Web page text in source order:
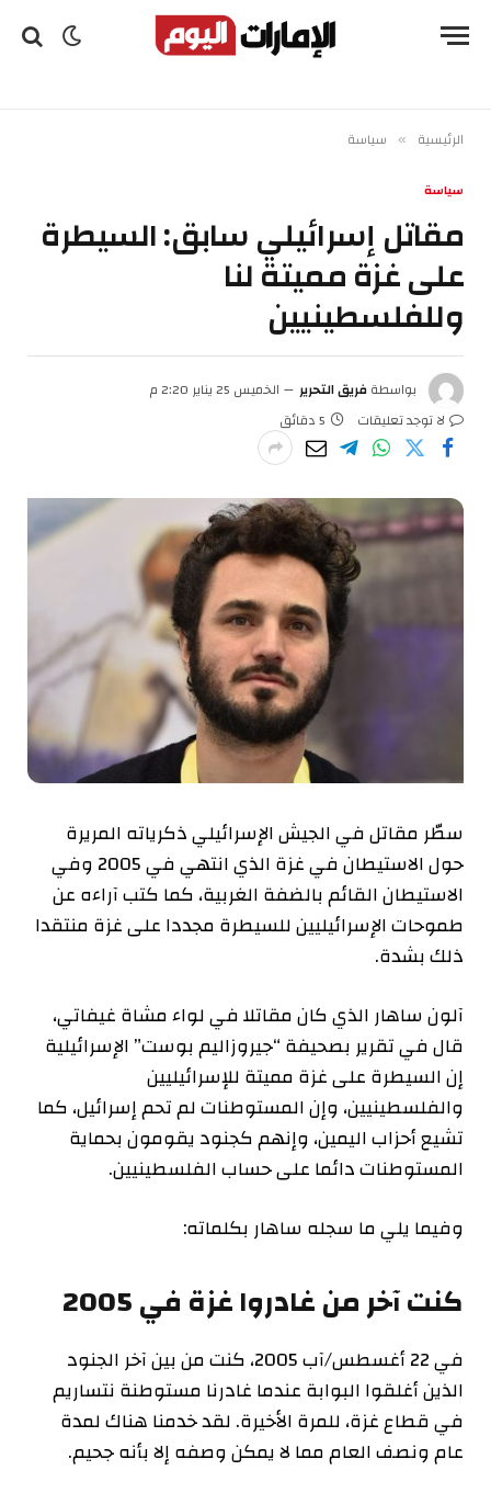
الرئيسية » سياسة
سياسة
مقاتل إسرائيلي سابق: السيطرة
على غزة مميتة لنا
وللفلسطينيين
بواسطةفريق التحرير
الخميس 25 يناير 2:20 م
لا توجد تعليقات
5 دقائق
سطّر مقاتل في الجيش الإسرائيلي ذكرياته المريرة
حول الاستيطان في غزة الذي انتهي في 2005 وفي
الاستيطان القائم بالضفة الغربية، كما كتب آراءه عن
طموحات الإسرائيليين للسيطرة مجددا على غزة منتقدا
ذلك بشدة.
آلون ساهار الذي كان مقاتلا في لواء مشاة غيفاتي،
قال في تقرير بصحيفة “جيروزاليم بوست” الإسرائيلية
إن السيطرة على غزة مميتة للإسرائيليين
والفلسطينيين، وإن المستوطنات لم تحم إسرائيل، كما
تشيع أحزاب اليمين، وإنهم كجنود يقومون بحماية
المستوطنات دائما على حساب الفلسطينيين.
وفيما يلي ما سجله ساهار بكلماته:
كنت آخر من غادروا غزة في 2005
في 22 أغسطس/آب 2005، كنت من بين آخر الجنود
الذين أغلقوا البوابة عندما غادرنا مستوطنة نتساريم
في قطاع غزة، للمرة الأخيرة. لقد خدمنا هناك لمدة
عام ونصف العام مما لا يمكن وصفه إلا بأنه جحيم.